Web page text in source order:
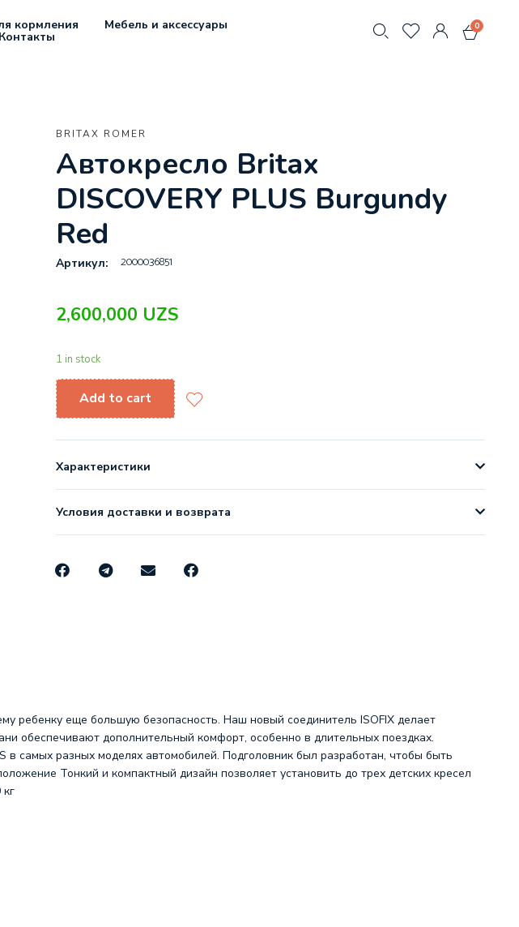
кормления Мебель и аксессуары
Контакты
0
BRITAX ROMER
Автокресло Britax
DISCOVERY PLUS Burgundy
Red
Артикул: 2000036851
2,600,000 UZS
1 in stock
Add to cart
Характеристики
Условия доставки и возврата
ребенку еще большую безопасность. Наш новый соединитель ISOFIX делает
обеспечивают дополнительный комфорт, особенно в длительных поездках.
в самых разных моделях автомобилей. Подголовник был разработан, чтобы быть
Тонкий и компактный дизайн позволяет установить до трех детских кресел